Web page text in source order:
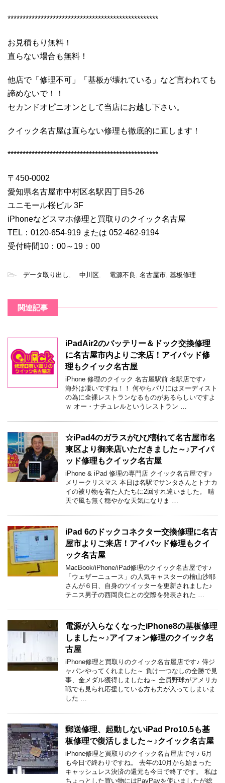
**************************************************
お見積もり無料！
直らない場合も無料！
他店で「修理不可」「基板が壊れている」など言われても
諦めないで！！
セカンドオピニオンとして当店にお越し下さい。
クイック名古屋は直らない修理も徹底的に直します！
**************************************************
〒450-0002
愛知県名古屋市中村区名駅四丁目5-26
ユニモール桜ビル 3F
iPhoneなどスマホ修理と買取りのクイック名古屋
TEL：0120-654-919 または 052-462-9194
受付時間10：00～19：00
- データ取り出し 中川区 電源不良 名古屋市 基板修理
関連記事
iPadAir2のバッテリー＆ドック交換修理
に名古屋市内よりご来店！アイパッド修
理もクイック名古屋
iPhone 修理のクイック 名古屋駅前 名駅店です♪
海外は凄いですね！！ 何やらパリにはヌーディスト
の為に全裸レストランなるものがあるらしいですよ
ｗ オー・ナチュレルというレストラン …
☆iPad4のガラスがひび割れて名古屋市名
東区より御来店いただきました～♪アイパ
ッド修理もクイック名古屋
iPhone & iPad 修理の専門店 クイック名古屋です♪
メリークリスマス 本日は名駅でサンタさんとトナカ
イの被り物を着た人たちに2回すれ違いました。 晴
天で風も無く穏やかな天気になりま …
iPad 6のドックコネクター交換修理に名古
屋市よりご来店！アイパッド修理もクイ
ック名古屋
MacBook/iPhone/iPad修理のクイック名古屋です♪
「ウェザーニュース」の人気キャスターの檜山沙耶
さんが６日、自身のツイッターを更新されました♪
テニス男子の西岡良仁との交際を発表された …
電源が入らなくなったiPhone8の基板修理
しました～♪アイフォン修理のクイック名
古屋
iPhone修理と買取りのクイック名古屋店です♪ 侍ジ
ャパンやってくれました～ 負け一つなしの全勝で見
事、金メダル獲得しましたね～ 全員野球がアメリカ
戦でも見られ応援している方も力が入ってしまいま
した …
郵送修理、起動しないiPad Pro10.5も基
板修理で復活しました～♪クイック名古屋
iPhone修理と買取りのクイック名古屋店です♪ 6月
も今日で終わりですね。 去年の10月から始まった
キャッシュレス決済の還元も今日で終了です。 私は
ちょっとした買い物にはPayPayを使いましたが総